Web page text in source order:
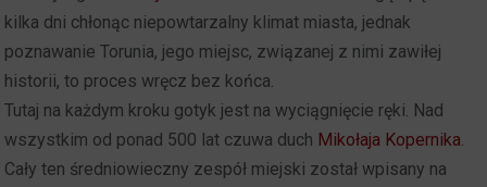
kilka dni chłonąc niepowtarzalny klimat miasta, jednak
poznawanie Torunia, jego miejsc, związanej z nimi zawiłej
historii, to proces wręcz bez końca.
Tutaj na każdym kroku gotyk jest na wyciągnięcie ręki. Nad
wszystkim od ponad 500 lat czuwa duch Mikołaja Kopernika.
Cały ten średniowieczny zespół miejski został wpisany na